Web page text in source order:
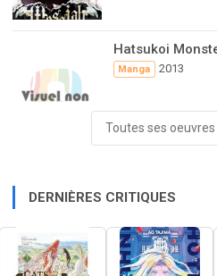
Hatsukoi
Manga 2013
Toutes ses oeuvres
DERNIÈRES CRITIQUES